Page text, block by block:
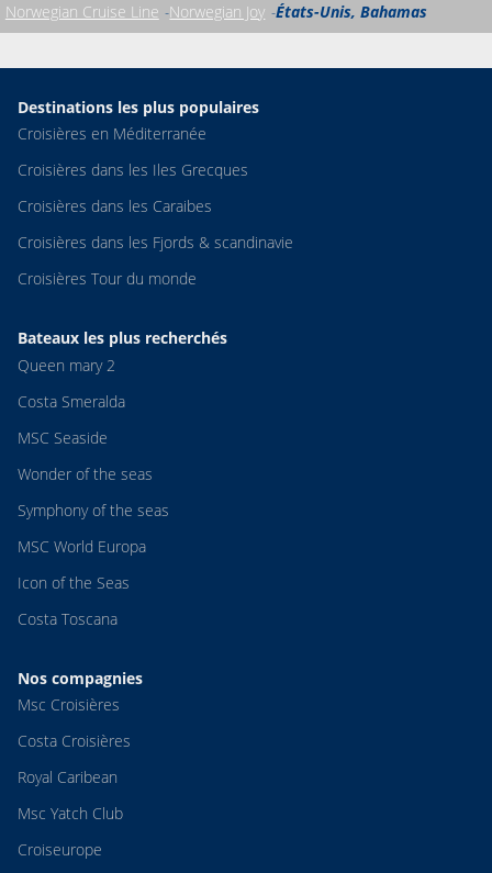
Norwegian Cruise Line Norwegian Joy États-Unis, Bahamas
Destinations les plus populaires
Croisières en Méditerranée
Croisières dans les Iles Grecques
Croisières dans les Caraibes
Croisières dans les Fjords & scandinavie
Croisières Tour du monde
Bateaux les plus recherchés
Queen mary 2
Costa Smeralda
MSC Seaside
Wonder of the seas
Symphony of the seas
MSC World Europa
Icon of the Seas
Costa Toscana
Nos compagnies
Msc Croisières
Costa Croisières
Royal Caribean
Msc Yatch Club
Croiseurope